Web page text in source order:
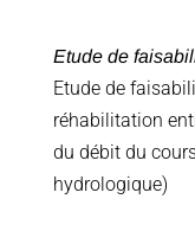
Etude de
Etude de
réhabilitation
du débit du
hydrologique)